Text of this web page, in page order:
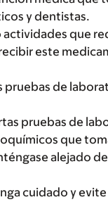
y dentistas.
actividades que
este
pruebas de
pruebas de
que
alejado
cuidado y